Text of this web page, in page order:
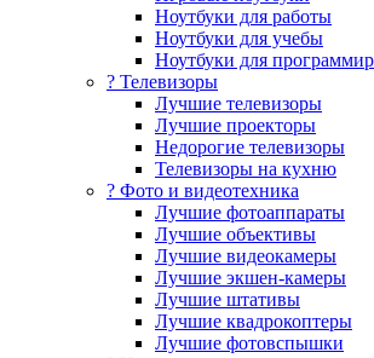
Ноутбуки для работы
Ноутбуки для учебы
Ноутбуки для
? Телевизоры
Лучшие телевизоры
Лучшие проекторы
Недорогие телевизоры
Телевизоры на кухню
? Фото и видеотехника
Лучшие фотоаппараты
Лучшие объективы
Лучшие видеокамеры
Лучшие экшен-камеры
Лучшие штативы
Лучшие квадрокоптеры
Лучшие фотовспышки